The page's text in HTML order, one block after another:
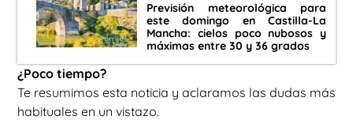
Previsión meteorológica para
este domingo en Castilla-La
Mancha: cielos poco nubosos y
máximas entre 30 y 36 grados
¿Poco tiempo?
Te resumimos esta noticia y aclaramos las dudas más
habituales en un vistazo.